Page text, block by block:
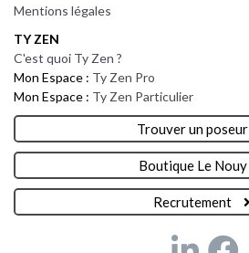
Mentions légales
TY ZEN
C'est quoi Ty Zen ?
Mon Espace : Ty Zen Pro
Mon Espace : Ty Zen Particulier
Trouver un poseur
Boutique Le Nouy
Recrutement